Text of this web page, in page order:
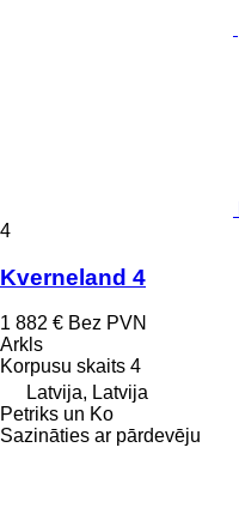
4
Kverneland 4
1 882 € Bez PVN
Arkls
Korpusu skaits 4
Latvija, Latvija
Petriks un Ko
Sazināties ar pārdevēju